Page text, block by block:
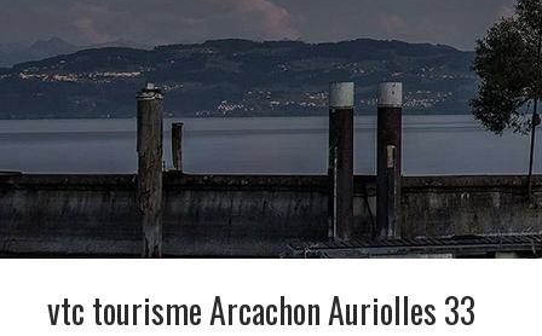
vtc tourisme Arcachon Auriolles 33